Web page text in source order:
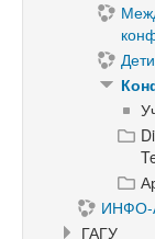
ИНФО-
ГАГУ